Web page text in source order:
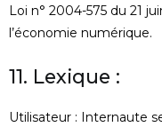
Loi n° 2004-575 du 21
l’économie numérique.
11. Lexique :
Utilisateur : Internaute